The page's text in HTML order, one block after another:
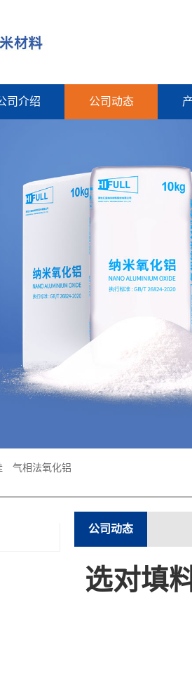
司介绍 公司动态
气相法氧化铝
公司动态
选对填